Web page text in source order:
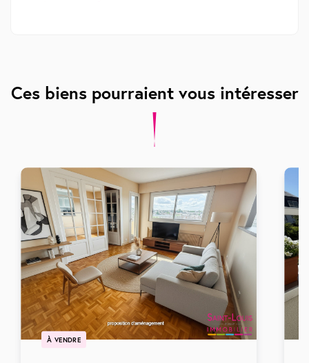
Ces biens pourraient vous intéresser
À VENDRE